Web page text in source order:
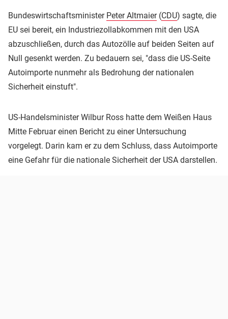
Bundeswirtschaftsminister Peter Altmaier(CDU) sagte, die
EU sei bereit, ein Industriezollabkommen mit den USA
abzuschließen, durch das Autozölle auf beiden Seiten auf
Null gesenkt werden. Zu bedauern sei, "dass die US-Seite
Autoimporte nunmehr als Bedrohung der nationalen
Sicherheit einstuft".
US-Handelsminister Wilbur Ross hatte dem Weißen Haus
Mitte Februar einen Bericht zu einer Untersuchung
vorgelegt. Darin kam er zu dem Schluss, dass Autoimporte
eine Gefahr für die nationale Sicherheit der USA darstellen.